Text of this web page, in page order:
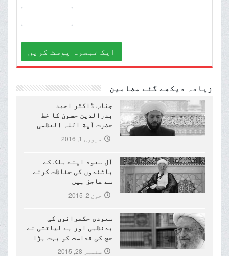
ایک تبصرہ پوسٹ کریں
زیادہ دیکھے گئے مضامین
جناب ڈاکٹر احمد
بدرالدین حسون کا خط
حضرت آیة اللہ العظمی
مکارم شیرازی (دام ظلہ)
کے نام
فروری 1, 2016
آل سعود اپنے ملک کے
باشندوں کی حفاظت کرنے
سے عاجز ہیں
جون 2, 2015
سعودی حکمرانوں کی
بدنظمی اور بے لیاقتی نے
حج کی قداست کو بہت بڑا
نقصان پہنچایا ہے
ستمبر 28, 2015